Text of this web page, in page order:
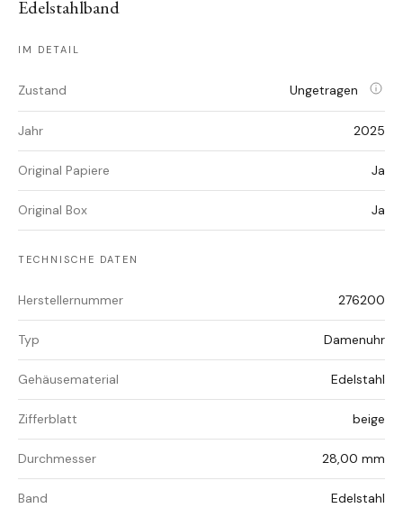
Edelstahlband
IM DETAIL
Zustand Ungetragen
Jahr 2025
Original Papiere Ja
Original Box Ja
TECHNISCHE DATEN
Herstellernummer 276200
Typ Damenuhr
Gehäusematerial Edelstahl
Zifferblatt beige
Durchmesser 28,00 mm
Band Edelstahl